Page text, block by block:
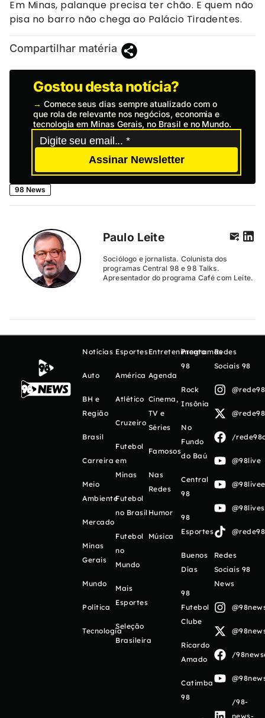
Em Minas, palanque precisa ter chão. E quem não
pisa no barro não chega ao Palácio Tiradentes.
Compartilhar matéria
Gostou desta notícia?
→ Comece seus dias sempre atualizado com o
que rola de relevante nos negócios, economia e
tecnologia em Minas Gerais, no Brasil e no Mundo.
Assinar Newsletter
98 News
Paulo Leite
Sociólogo e jornalista. Colunista dos
programas Central 98 e 98 Talks.
Apresentador do programa Café com Leite.
Notícias
Auto
BH e
Região
Brasil
Carreira
Meio
Ambiente
Mercado
Minas
Gerais
Mundo
Política
Tecnologia
Esportes
América
Atlético
Cruzeiro
Futebol
em
Minas
Futebol
no Brasil
Futebol
no
Mundo
Mais
Esportes
Seleção
Brasileira
Entretenimento
Agenda
Cinema,
TV e
Séries
Famosos
Nas
Redes
Humor
Música
Programas
98
Rock
Insônia
No
Fundo
do Baú
Central
98
98
Esportes
Buenos
Días
98
Futebol
Clube
Ricardo
Amado
Catimba
98
Redes
Sociais 98
/
@98live
Redes
Sociais 98
News
/
/98-
news-